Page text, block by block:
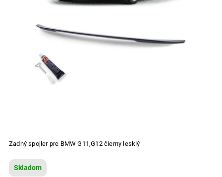
Zadný spojler pre BMW G11,G12 čierny lesklý
Skladom